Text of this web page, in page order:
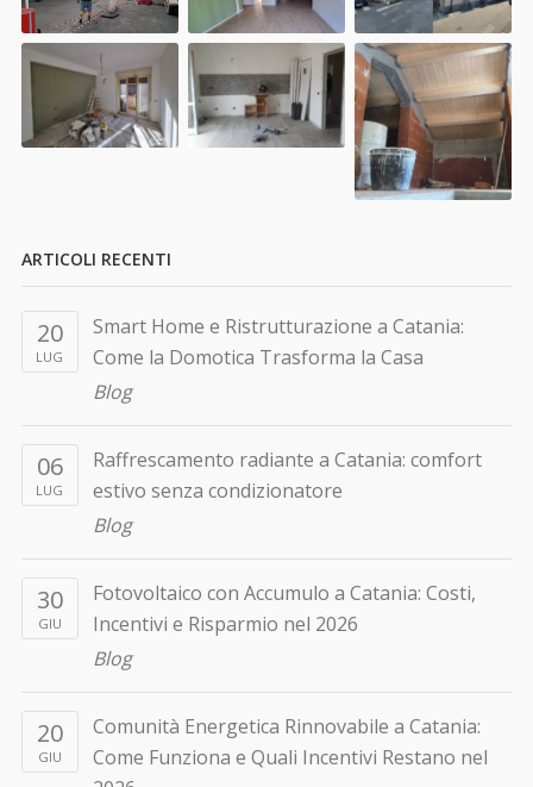
ARTICOLI RECENTI
20
LUG
Smart Home e Ristrutturazione a Catania:
Come la Domotica Trasforma la Casa
Blog
06
LUG
Raffrescamento radiante a Catania: comfort
estivo senza condizionatore
Blog
30
GIU
Fotovoltaico con Accumulo a Catania: Costi,
Incentivi e Risparmio nel 2026
Blog
20
GIU
Comunità Energetica Rinnovabile a Catania:
Come Funziona e Quali Incentivi Restano nel